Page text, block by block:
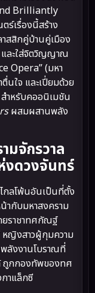
Brilliantly
ร์เรื่องนี้สร้าง
สสิกคู่บ้านคู่เมือง
และใส่จิตวิญญาณ
Opera” (มหา
นใจ และเปี่ยมด้วย
สำหรับคออนิเมชัน
ผสมผสานพลัง
มจักรวาล
งดวงจันทร์
กลโพ้นอันเป็นที่ตั้ง
ากับมหาสงคราม
ยราชาทศกัณฐ์
หญิงสาวผู้กุมความ
ลังงานโบราณที่
ถูกกองทัพของทศ
าแล็กซี